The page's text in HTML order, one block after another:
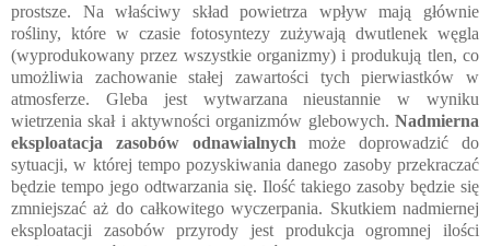
prostsze. Na właściwy skład powietrza wpływ mają głównie
rośliny, które w czasie fotosyntezy zużywają dwutlenek węgla
(wyprodukowany przez wszystkie organizmy) i produkują tlen, co
umożliwia zachowanie stałej zawartości tych pierwiastków w
atmosferze. Gleba jest wytwarzana nieustannie w wyniku
wietrzenia skał i aktywności organizmów glebowych. Nadmierna
eksploatacja zasobów odnawialnychmoże doprowadzić do
sytuacji, w której tempo pozyskiwania danego zasoby przekraczać
będzie tempo jego odtwarzania się. Ilość takiego zasoby będzie się
zmniejszać aż do całkowitego wyczerpania. Skutkiem nadmiernej
eksploatacji zasobów przyrody jest produkcja ogromnej ilości